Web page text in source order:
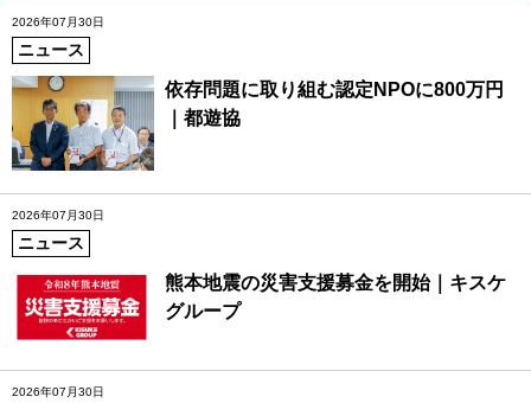
2026年07月30日
ニュース
依存問題に取り組む認定NPOに800万円
｜都遊協
2026年07月30日
ニュース
熊本地震の災害支援募金を開始｜キスケ
グループ
2026年07月30日